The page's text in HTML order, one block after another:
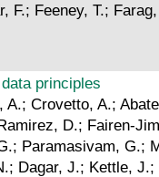
Feeney, T.;
principles
Crovetto, A.;
D.; Fairen-
Paramasivam, G.;
Dagar, J.; Kettle,